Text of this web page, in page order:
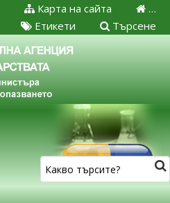
…
Карта на сайта
Търсене
Етикети